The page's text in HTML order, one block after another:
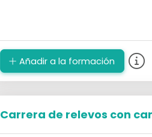
Añadir a la formación
Carrera de relevos con